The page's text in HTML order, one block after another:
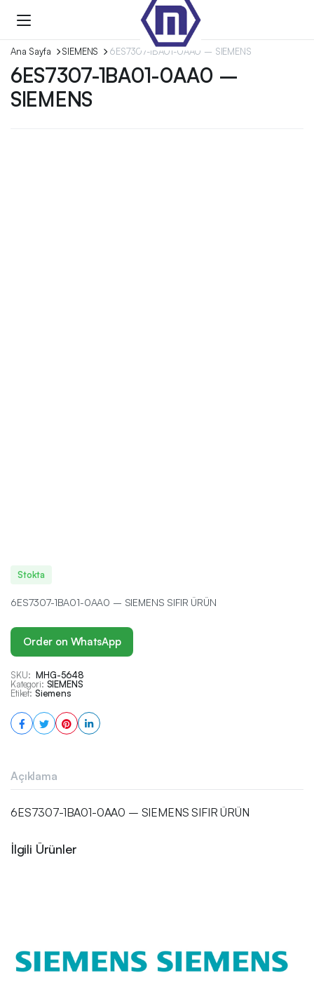
Ana Sayfa SIEMENS 6ES7307-1BA01-0AA0 – SIEMENS
6ES7307-1BA01-0AA0 –
SIEMENS
Stokta
6ES7307-1BA01-0AA0 – SIEMENS SIFIR ÜRÜN
Order on WhatsApp
SKU: MHG-5648
Kategori: SIEMENS
Etiket: Siemens
Açıklama
6ES7307-1BA01-0AA0 – SIEMENS SIFIR ÜRÜN
İlgili Ürünler